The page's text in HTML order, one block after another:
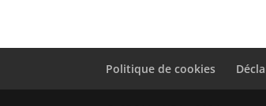
Politique de cookies